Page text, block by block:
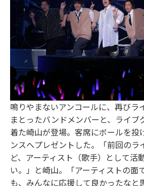
鳴りやまないアンコールに、再びラ
まとったバンドメンバーと、ライブ
着た崎山が登場。客席にボールを投
ンスへプレゼントした。「前回のラ
ど、アーティスト（歌手）として活
い。」と崎山。「アーティストの面
も、みんなに応援して良かったなと